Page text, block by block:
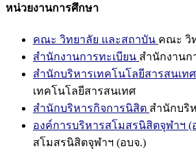
หน่วยงานการศึกษา
คณะ วิทยาลัย และสถาบัน คณะ วิ
สำนักงานการทะเบียน สำนักงานก
สำนักบริหารเทคโนโลยีสารสนเทศ
เทคโนโลยีสารสนเทศ
สำนักบริหารกิจการนิสิต สำนักบริ
องค์การบริหารสโมสรนิสิตจุฬาฯ (
สโมสรนิสิตจุฬาฯ (อบจ.)